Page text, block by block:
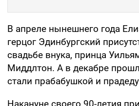
В апреле нынешнего года
герцог Эдинбургский
свадьбе внука, принца
Миддлтон. А в декабре
стали прабабушкой и
Накануне своего 90-летия